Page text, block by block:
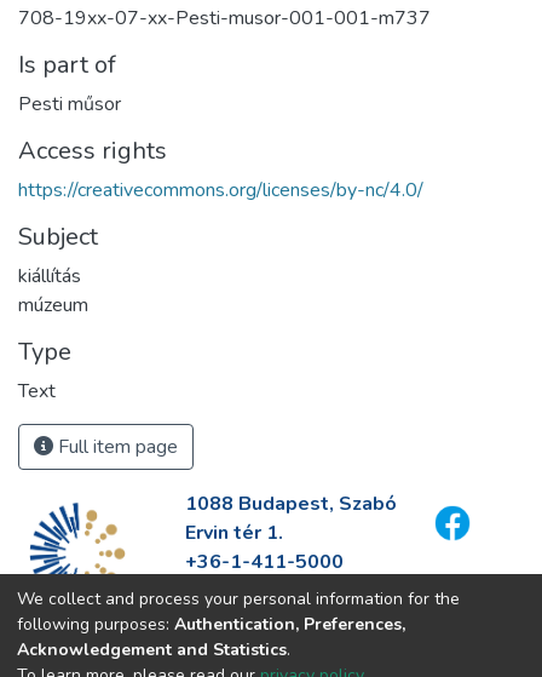
708-19xx-07-xx-Pesti-musor-001-001-m737
Is part of
Pesti műsor
Access rights
https://creativecommons.org/licenses/by-nc/4.0/
Subject
kiállítás
múzeum
Type
Text
Full item page
1088 Budapest, Szabó
Ervin tér 1.
+36-1-411-5000
info@fszek.hu
https://fszek.hu
We collect and process your personal information for the
following purposes: Authentication, Preferences,
Acknowledgement and Statistics.